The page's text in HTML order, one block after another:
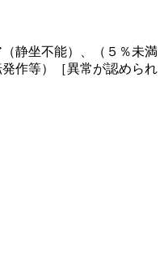
静坐不能）、（５％未満
作等）［異常が認められ